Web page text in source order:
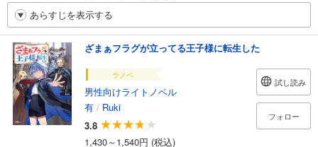
あらすじを表示する
ざまぁフラグが立ってる王子様に転生した
ラノベ
男性向けライトノベル
有 / Ruki
3.8
1,430～1,540円 (税込)
試し読み
フォロー